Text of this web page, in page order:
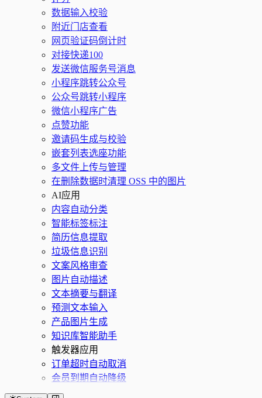
数据输入校验
附近门店查看
网页验证码倒计时
对接快递100
发送微信服务号消息
小程序跳转公众号
公众号跳转小程序
微信小程序广告
点赞功能
邀请码生成与校验
嵌套列表选座功能
多文件上传与管理
在删除数据时清理 OSS 中的图片
AI应用
内容自动分类
智能标签标注
简历信息提取
垃圾信息识别
文案风格审查
图片自动描述
文本摘要与翻译
预测文本输入
产品图片生成
知识库智能助手
触发器应用
订单超时自动取消
会员到期自动降级